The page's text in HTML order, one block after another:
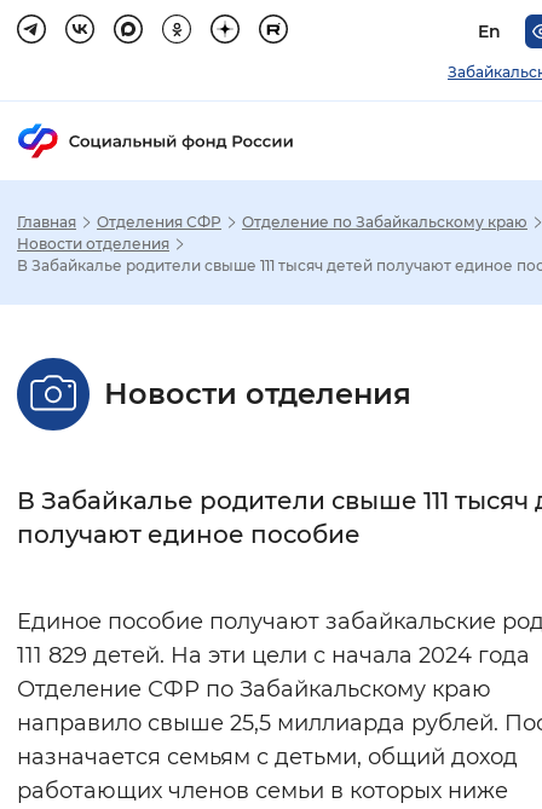
En
Настройка режима отображения
Стандартный Увеличенный
Нормальный Увеличенный
Цвет сайта
Инверсивный
Синий фон
Главная Отделения СФР
Отделение по Забайкальскому краю
Новости отделения
В Забайкалье родители свыше 111 тысяч детей получают единое
Новости отделения
В Забайкалье родители свыше 111 тысяч
получают единое пособие
Единое пособие получают забайкальские
111 829 детей. На эти цели с начала 2024 года
Отделение СФР по Забайкальскому краю
направило свыше 25,5 миллиарда рублей.
назначается семьям с детьми, общий доход
работающих членов семьи в которых ниже